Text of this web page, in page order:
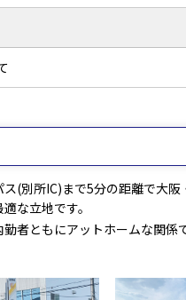
ス(別所IC)まで5分の距離で大阪
な立地です。
者ともにアットホームな関係